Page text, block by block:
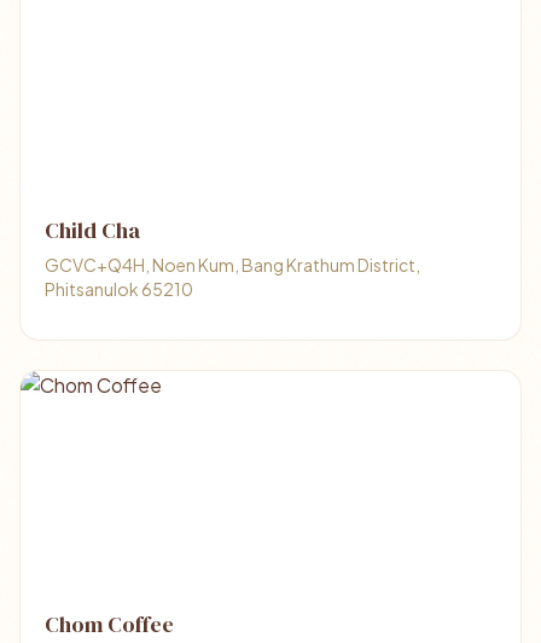
Child Cha
GCVC+Q4H, Noen Kum, Bang Krathum District,
Phitsanulok 65210
Chom Coffee